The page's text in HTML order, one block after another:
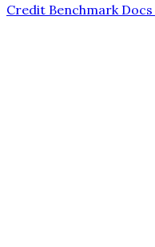
Credit Benchmark Docs